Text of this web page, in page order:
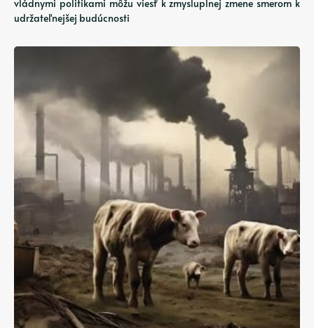
vládnymi politikami môžu viesť k zmysluplnej zmene smerom k
udržateľnejšej budúcnosti